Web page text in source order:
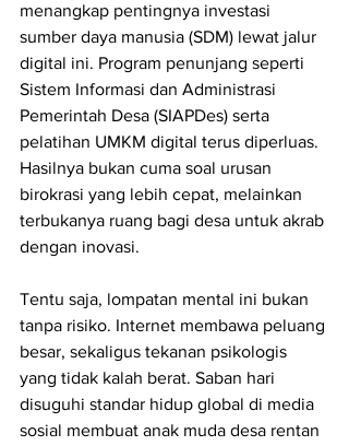
menangkap pentingnya investasi
sumber daya manusia (SDM) lewat jalur
digital ini. Program penunjang seperti
Sistem Informasi dan Administrasi
Pemerintah Desa (SIAPDes) serta
pelatihan UMKM digital terus diperluas.
Hasilnya bukan cuma soal urusan
birokrasi yang lebih cepat, melainkan
terbukanya ruang bagi desa untuk akrab
dengan inovasi.
Tentu saja, lompatan mental ini bukan
tanpa risiko. Internet membawa peluang
besar, sekaligus tekanan psikologis
yang tidak kalah berat. Saban hari
disuguhi standar hidup global di media
sosial membuat anak muda desa rentan